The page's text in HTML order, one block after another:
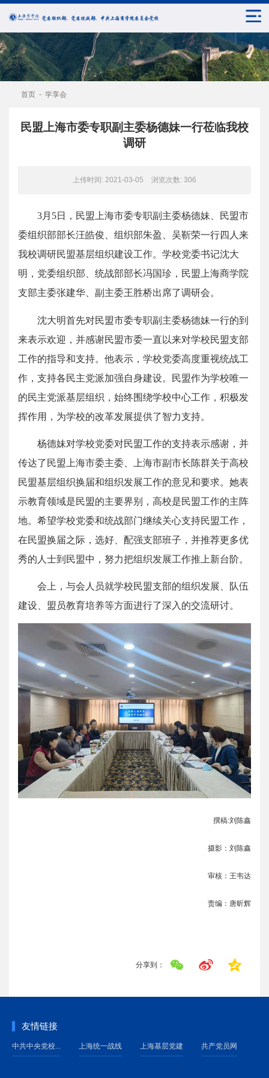
首页 - 学享会
民盟上海市委专职副主委杨德妹一行莅临我校
调研
上传时间: 2021-03-05 浏览次数: 306
3月5日，民盟上海市委专职副主委杨德妹、民盟市
委组织部部长汪皓俊、组织部朱盈、吴靳荣一行四人来
我校调研民盟基层组织建设工作。学校党委书记沈大
明，党委组织部、统战部部长冯国珍，民盟上海商学院
支部主委张建华、副主委王胜桥出席了调研会。
沈大明首先对民盟市委专职副主委杨德妹一行的到
来表示欢迎，并感谢民盟市委一直以来对学校民盟支部
工作的指导和支持。他表示，学校党委高度重视统战工
作，支持各民主党派加强自身建设。民盟作为学校唯一
的民主党派基层组织，始终围绕学校中心工作，积极发
挥作用，为学校的改革发展提供了智力支持。
杨德妹对学校党委对民盟工作的支持表示感谢，并
传达了民盟上海市委主委、上海市副市长陈群关于高校
民盟基层组织换届和组织发展工作的意见和要求。她表
示教育领域是民盟的主要界别，高校是民盟工作的主阵
地。希望学校党委和统战部门继续关心支持民盟工作，
在民盟换届之际，选好、配强支部班子，并推荐更多优
秀的人士到民盟中，努力把组织发展工作推上新台阶。
会上，与会人员就学校民盟支部的组织发展、队伍
建设、盟员教育培养等方面进行了深入的交流研讨。
撰稿:刘陈鑫
摄影：刘陈鑫
审核：王韦达
责编：唐昕辉
分享到：
友情链接
中共中央党校... 上海统一战线 上海基层党建 共产党员网